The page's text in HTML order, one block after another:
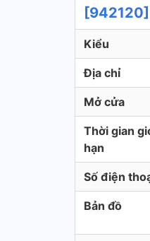
Kiểu
Địa chỉ
Mở cửa
Thời gian
hạn
Số điện
Bản đồ